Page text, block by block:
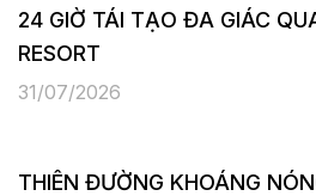
24 GIỜ TÁI TẠO ĐA GIÁC
RESORT
31/07/2026
THIÊN ĐƯỜNG KHOÁNG